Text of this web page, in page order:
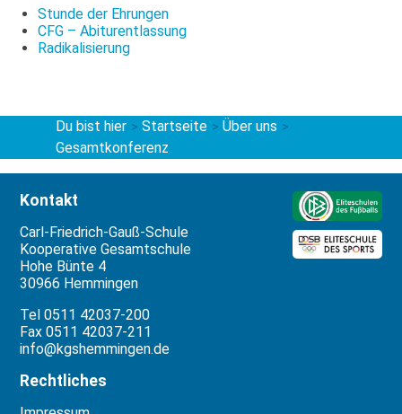
Stunde der Ehrungen
CFG – Abiturentlassung
Radikalisierung
Du bist hier > Startseite > Über uns >
Gesamtkonferenz
Kontakt
Carl-Friedrich-Gauß-Schule
Kooperative Gesamtschule
Hohe Bünte 4
30966 Hemmingen
Tel 0511 42037-200
Fax 0511 42037-211
info@kgshemmingen.de
Rechtliches